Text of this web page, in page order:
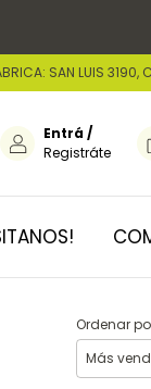
SAN LUIS 3190,
Entrá/
Registráte
Ordenar